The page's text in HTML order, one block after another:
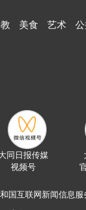
美食 艺术
同日报传媒
视频号
国互联网新闻信息